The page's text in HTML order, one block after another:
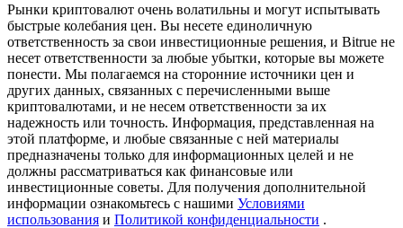
Precious Metals Trading Carnival
Trade Gold & Silver · 33,333 USDT Bonus
USDT New User Exclusive 10% APR
USDT Flexible Staking | Daily Rewards
Рынки криптовалют очень волатильны и могут испытывать
быстрые колебания цен. Вы несете единоличную
ответственность за свои инвестиционные решения, и Bitrue не
несет ответственности за любые убытки, которые вы можете
понести. Мы полагаемся на сторонние источники цен и
других данных, связанных с перечисленными выше
криптовалютами, и не несем ответственности за их
надежность или точность. Информация, представленная на
этой платформе, и любые связанные с ней материалы
предназначены только для информационных целей и не
должны рассматриваться как финансовые или
инвестиционные советы. Для получения дополнительной
информации ознакомьтесь с нашими Условиями
использования и Политикой конфиденциальности .